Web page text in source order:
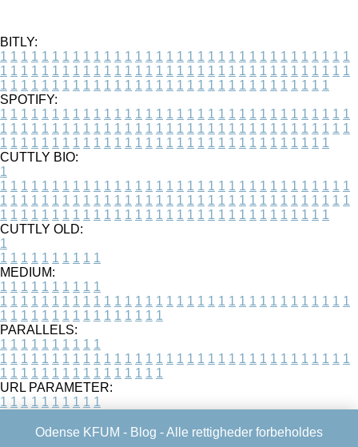
BITLY:
1 1 1 1 1 1 1 1 1 1 1 1 1 1 1 1 1 1 1 1 1 1 1 1 1 1 1 1 1 1 1 1 1 1
1 1 1 1 1 1 1 1 1 1 1 1 1 1 1 1 1 1 1 1 1 1 1 1 1 1 1 1 1 1 1 1 1 1
1 1 1 1 1 1 1 1 1 1 1 1 1 1 1 1 1 1 1 1 1 1 1 1 1 1 1 1 1 1 1 1
SPOTIFY:
1 1 1 1 1 1 1 1 1 1 1 1 1 1 1 1 1 1 1 1 1 1 1 1 1 1 1 1 1 1 1 1 1 1
1 1 1 1 1 1 1 1 1 1 1 1 1 1 1 1 1 1 1 1 1 1 1 1 1 1 1 1 1 1 1 1 1 1
1 1 1 1 1 1 1 1 1 1 1 1 1 1 1 1 1 1 1 1 1 1 1 1 1 1 1 1 1 1 1 1
CUTTLY BIO:
1
1 1 1 1 1 1 1 1 1 1 1 1 1 1 1 1 1 1 1 1 1 1 1 1 1 1 1 1 1 1 1 1 1 1
1 1 1 1 1 1 1 1 1 1 1 1 1 1 1 1 1 1 1 1 1 1 1 1 1 1 1 1 1 1 1 1 1 1
1 1 1 1 1 1 1 1 1 1 1 1 1 1 1 1 1 1 1 1 1 1 1 1 1 1 1 1 1 1 1 1
CUTTLY OLD:
1
1 1 1 1 1 1 1 1 1 1
MEDIUM:
1 1 1 1 1 1 1 1 1 1
1 1 1 1 1 1 1 1 1 1 1 1 1 1 1 1 1 1 1 1 1 1 1 1 1 1 1 1 1 1 1 1 1 1
1 1 1 1 1 1 1 1 1 1 1 1 1 1 1 1
PARALLELS:
1 1 1 1 1 1 1 1 1 1
1 1 1 1 1 1 1 1 1 1 1 1 1 1 1 1 1 1 1 1 1 1 1 1 1 1 1 1 1 1 1 1 1 1
1 1 1 1 1 1 1 1 1 1 1 1 1 1 1 1
URL PARAMETER:
1 1 1 1 1 1 1 1 1 1
Odense KFUM - Blog - Alle rettigheder forbeholdes